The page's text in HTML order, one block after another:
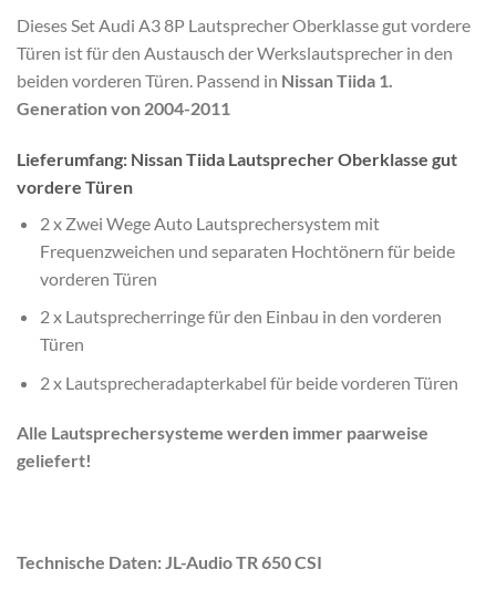
Dieses Set Audi A3 8P Lautsprecher Oberklasse gut vordere
Türen ist für den Austausch der Werkslautsprecher in den
beiden vorderen Türen. Passend in Nissan Tiida 1.
Generation von 2004-2011
Lieferumfang: Nissan Tiida Lautsprecher Oberklasse gut
vordere Türen
2 x Zwei Wege Auto Lautsprechersystem mit
Frequenzweichen und separaten Hochtönern für beide
vorderen Türen
2 x Lautsprecherringe für den Einbau in den vorderen
Türen
2 x Lautsprecheradapterkabel für beide vorderen Türen
Alle Lautsprechersysteme werden immer paarweise
geliefert!
Technische Daten: JL-Audio TR 650 CSI